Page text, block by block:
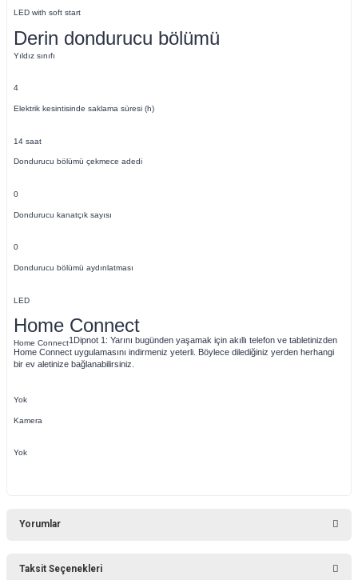
LED with soft start
Derin dondurucu bölümü
Yıldız sınıfı
4
Elektrik kesintisinde saklama süresi (h)
14 saat
Dondurucu bölümü çekmece adedi
0
Dondurucu kanatçık sayısı
0
Dondurucu bölümü aydınlatması
LED
Home Connect
Home Connect1 Dipnot 1: Yarını bugünden yaşamak için akıllı telefon ve tabletinizden
Home Connect uygulamasını indirmeniz yeterli. Böylece dilediğiniz yerden herhangi
bir ev aletinize bağlanabilirsiniz.
Yok
Kamera
Yok
Yorumlar
Taksit Seçenekleri